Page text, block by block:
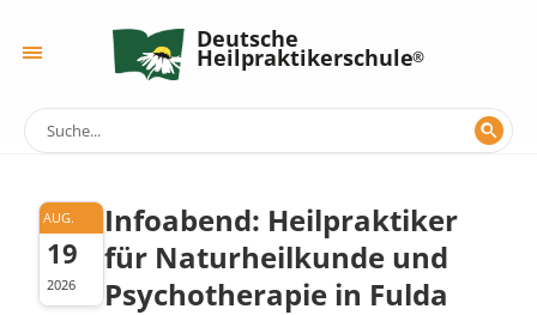
Deutsche
Heilpraktikerschule
AUG.
19
2026
Infoabend: Heilpraktiker
für Naturheilkunde und
Psychotherapie in Fulda